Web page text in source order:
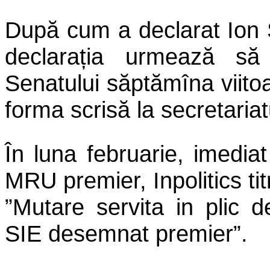
După cum a declarat
declarația urmează
Senatului săptămîna
forma scrisă la
În luna februarie,
MRU premier, Inpolitics
”Mutare servita in plic
SIE desemnat premier”.